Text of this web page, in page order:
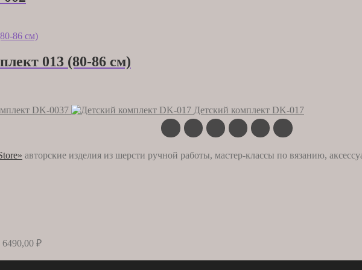
013 (80-86 см)
DK-0037 Детский комплект DK-017
авторские изделия из шерсти ручной работы, мастер-классы по вязанию,
6490,00 ₽